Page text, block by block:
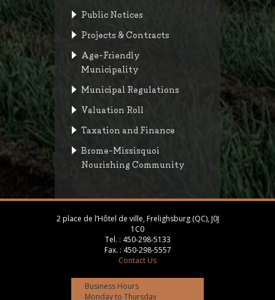
Public Notices
Projects & Contracts
Age-Friendly
Municipality
Municipal Regulations
Valuation Roll
Taxation and Finance
Brome-Missisquoi
Nourishing Community
2 place de l’Hôtel de ville, Frelighsburg (QC), J0J
1C0
Tel. : 450-298-5133
Fax. : 450-298-5557
Contact Us
Business Hours
Monday to Thursday